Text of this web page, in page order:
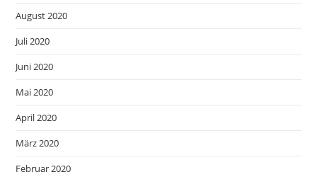
August 2020
Juli 2020
Juni 2020
Mai 2020
April 2020
März 2020
Februar 2020